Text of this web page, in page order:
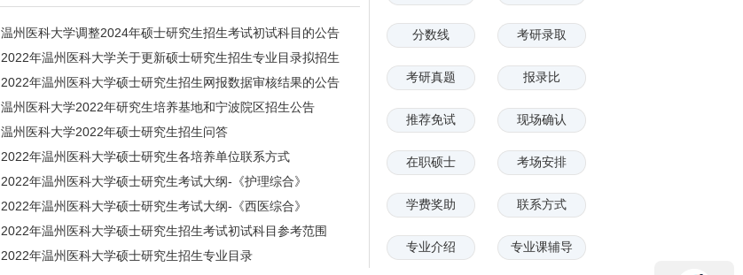
温州医科大学调整2024年硕士研究生招生考试初试科目的公告
2022年温州医科大学关于更新硕士研究生招生专业目录拟招生
人数的通知
2022年温州医科大学硕士研究生招生网报数据审核结果的公告
（数据截至2021年10月21日中午12:00）
温州医科大学2022年研究生培养基地和宁波院区招生公告
温州医科大学2022年硕士研究生招生问答
2022年温州医科大学硕士研究生各培养单位联系方式
2022年温州医科大学硕士研究生考试大纲-《护理综合》
2022年温州医科大学硕士研究生考试大纲-《西医综合》
2022年温州医科大学硕士研究生招生考试初试科目参考范围
2022年温州医科大学硕士研究生招生专业目录
分数线 考研录取
考研真题 报录比
推荐免试 现场确认
在职硕士 考场安排
学费奖助 联系方式
专业介绍 专业课辅导